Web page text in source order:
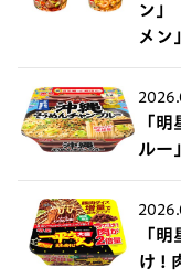
ン」
メン
「
ルー
「
け !